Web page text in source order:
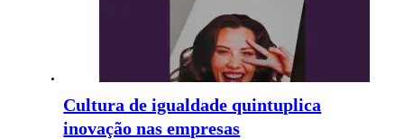
Cultura de igualdade quintuplica
inovação nas empresas